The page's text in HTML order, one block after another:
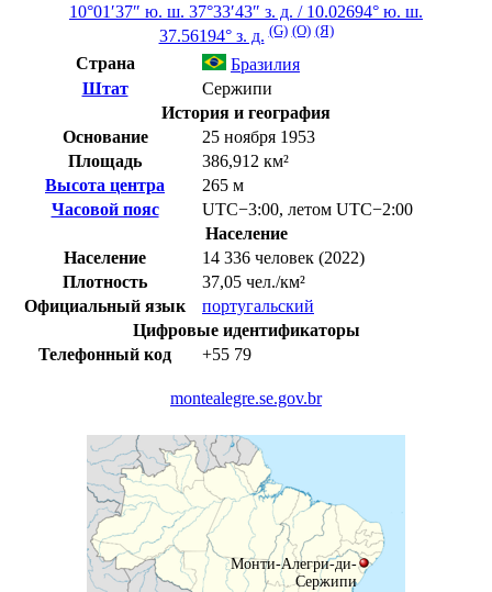
10°01′37″ ю. ш. 37°33′43″ з. д. / 10.02694° ю. ш.
37.56194° з. д. (G) (O) (Я)
Страна
Бразилия
Штат
Сержипи
История и география
Основание
25 ноября 1953
Площадь
386,912 км²
Высота центра
265 м
Часовой пояс
UTC−3:00, летом UTC−2:00
Население
Население
14 336 человек (2022)
Плотность
37,05 чел./км²
Официальный язык
португальский
Цифровые идентификаторы
Телефонный код
+55 79
montealegre.se.gov.br
Монти-Алегри-ди-
Сержипи